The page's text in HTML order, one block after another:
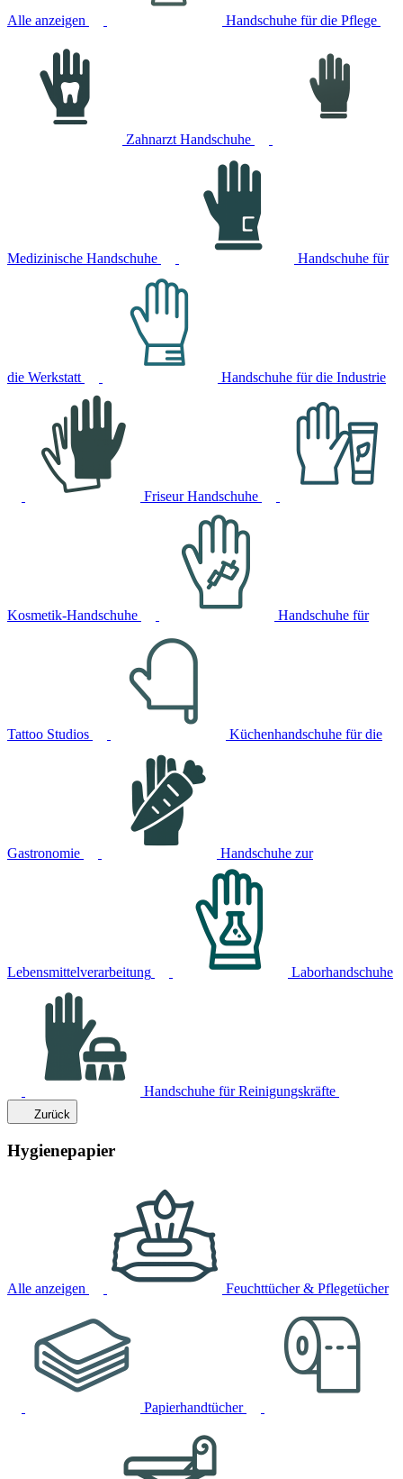
Alle anzeigen Handschuhe für die Pflege
Zahnarzt Handschuhe
Medizinische Handschuhe Handschuhe für
die Werkstatt Handschuhe für die Industrie
Friseur Handschuhe
Kosmetik-Handschuhe Handschuhe für
Tattoo Studios Küchenhandschuhe für die
Gastronomie Handschuhe zur
Lebensmittelverarbeitung Laborhandschuhe
Handschuhe für Reinigungskräfte
Zurück
Hygienepapier
Alle anzeigen Feuchttücher & Pflegetücher
Papierhandtücher